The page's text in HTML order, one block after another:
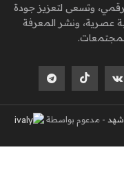
الرقمي، وتسعى لتعزيز جودة
عصرية، ونشر المعرفة
- مدعوم بواسطة